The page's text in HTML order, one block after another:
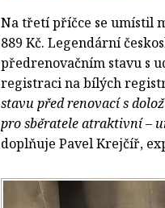
Na třetí příčce se umístil
889 Kč. Legendární
předrenovačním stavu s
registraci na bílých
stavu před renovací s
pro sběratele atraktivní –
doplňuje Pavel Krejčíř,